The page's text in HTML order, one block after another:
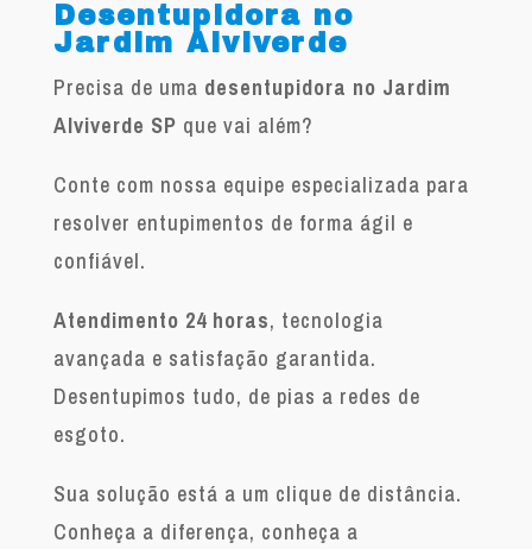
Desentupidora no
Jardim Alviverde
Precisa de uma desentupidora no Jardim
Alviverde SP que vai além?
Conte com nossa equipe especializada para
resolver entupimentos de forma ágil e
confiável.
Atendimento 24 horas, tecnologia
avançada e satisfação garantida.
Desentupimos tudo, de pias a redes de
esgoto.
Sua solução está a um clique de distância.
Conheça a diferença, conheça a